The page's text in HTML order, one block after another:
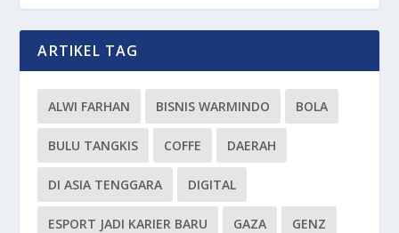
ARTIKEL TAG
ALWI FARHAN BISNIS WARMINDO BOLA
BULU TANGKIS COFFE DAERAH
DI ASIA TENGGARA DIGITAL
ESPORT JADI KARIER BARU GAZA GENZ